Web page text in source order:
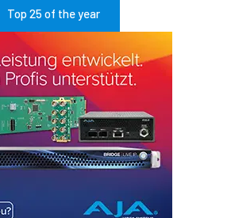
Top 25 of the year